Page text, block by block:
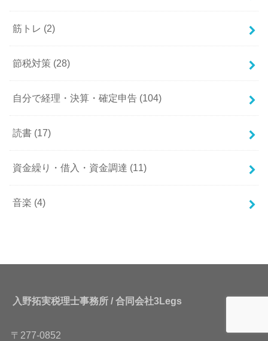
筋トレ (2)
節税対策 (28)
自分で経理・決算・確定申告 (104)
読書 (17)
資金繰り・借入・資金調達 (11)
音楽 (4)
入野拓実税理士事務所 / 合同会社3Legs
〒277-0852